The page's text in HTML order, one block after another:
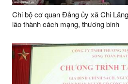
Chi bộ cơ quan Đảng ủy xã Chi
lão thành cách mạng, thương binh